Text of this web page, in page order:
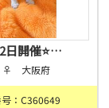
日開催⭐…
♀ 大阪府
：C360649